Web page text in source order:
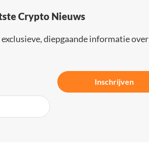
Crypto Nieuws
diepgaande informatie over
Inschrijven